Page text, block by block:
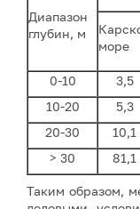
Диапазон
глубин, м
море
0-10 3,5
10-20
5,3
20-30
10,1
> 30
81,1
Таким образом,